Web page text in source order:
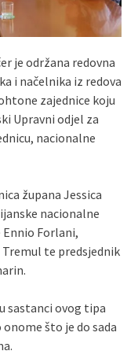
je održana redovna
i načelnika iz redova
zajednice koju
Upravni odjel za
nacionalne
župana Jessica
nacionalne
Forlani,
te predsjednik
sastanci ovog tipa
što je do sada